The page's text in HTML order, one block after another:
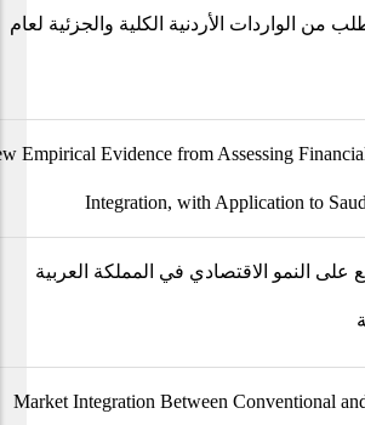
من الواردات الأردنية الكلية والجزئية لعام
Empirical Evidence from Assessing
Integration, with Application to
على النمو الاقتصادي في المملكة العربية
Market Integration Between Conventional